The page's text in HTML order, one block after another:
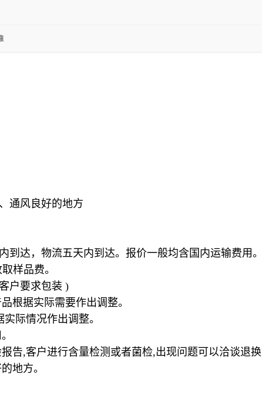
通风良好的地方
到达，物流五天内到达。报价一般均含国内运输费用
样品费。
户要求包装 )
根据实际需要作出调整。
际情况作出调整。
告,客户进行含量检测或者菌检,出现问题可以洽谈退
地方。